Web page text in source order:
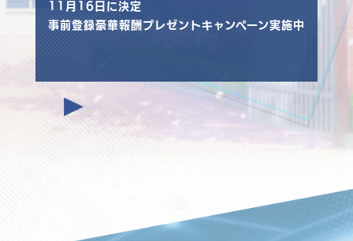
11月16日に決定
事前登録豪華報酬プレゼントキャンペーン実施中